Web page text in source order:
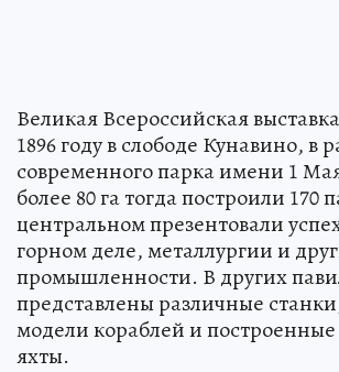
Великая Всероссийская
1896 году в слободе Кунавино, в
современного парка имени 1
более 80 га тогда построили 170
центральном презентовали
горном деле, металлургии и
промышленности. В других
представлены различные
модели кораблей и
яхты.